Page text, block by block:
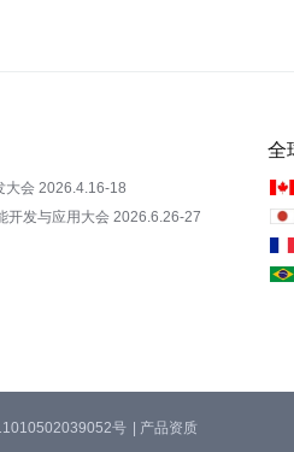
大会 2026.4.16-18
开发与应用大会 2026.6.26-27
全
号 | 产品资质